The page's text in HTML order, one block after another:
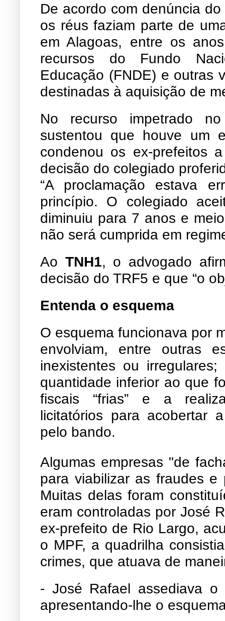
De acordo com denúncia
os réus faziam parte de
em Alagoas, entre os
recursos do Fundo
Educação (FNDE) e outras
destinadas à aquisição de
No recurso impetrado
sustentou que houve um
condenou os ex-prefeitos
decisão do colegiado
“A proclamação estava
princípio. O colegiado
diminuiu para 7 anos e
não será cumprida em
Ao TNH1, o advogado
decisão do TRF5 e que “o
Entenda o esquema
O esquema funcionava por
envolviam, entre outras
inexistentes ou
quantidade inferior ao que
fiscais “frias” e a
licitatórios para acobertar
pelo bando.
Algumas empresas "de
para viabilizar as fraudes e
Muitas delas foram
eram controladas por José
ex-prefeito de Rio Largo,
o MPF, a quadrilha
crimes, que atuava de
- José Rafael assediava o
apresentando-lhe o